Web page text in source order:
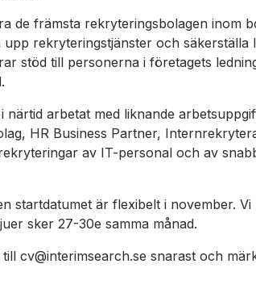
de främsta rekryteringsbolagen inom
rekryteringstjänster och säkerställa
stöd till personerna i företagets
arbetat med liknande
HR Business Partner,
av IT-personal och av
startdatumet är flexibelt i november.
sker 27-30e samma månad.
cv@interimsearch.se snarast och